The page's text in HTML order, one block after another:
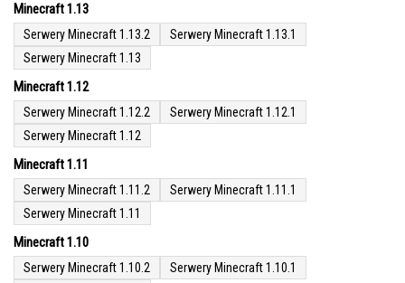
Minecraft 1.13
Serwery Minecraft 1.13.2
Serwery Minecraft 1.13.1
Serwery Minecraft 1.13
Minecraft 1.12
Serwery Minecraft 1.12.2
Serwery Minecraft 1.12.1
Serwery Minecraft 1.12
Minecraft 1.11
Serwery Minecraft 1.11.2
Serwery Minecraft 1.11.1
Serwery Minecraft 1.11
Minecraft 1.10
Serwery Minecraft 1.10.2
Serwery Minecraft 1.10.1